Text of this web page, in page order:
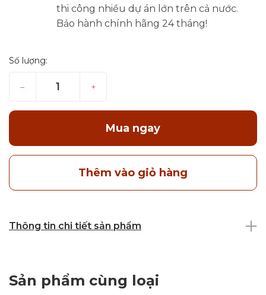
thi công nhiều dự án lớn trên cả nước.
Bảo hành chính hãng 24 tháng!
Số lượng:
– +
Mua ngay
Thêm vào giỏ hàng
Thông tin chi tiết sản phẩm
Sản phẩm cùng loại